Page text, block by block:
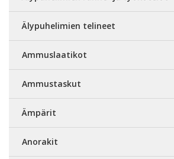
Älypuhelimien telineet
Ammuslaatikot
Ammustaskut
Ämpärit
Anorakit